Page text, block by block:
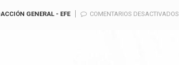
GENERAL - EFE COMENTARIOS DESACTIVADOS